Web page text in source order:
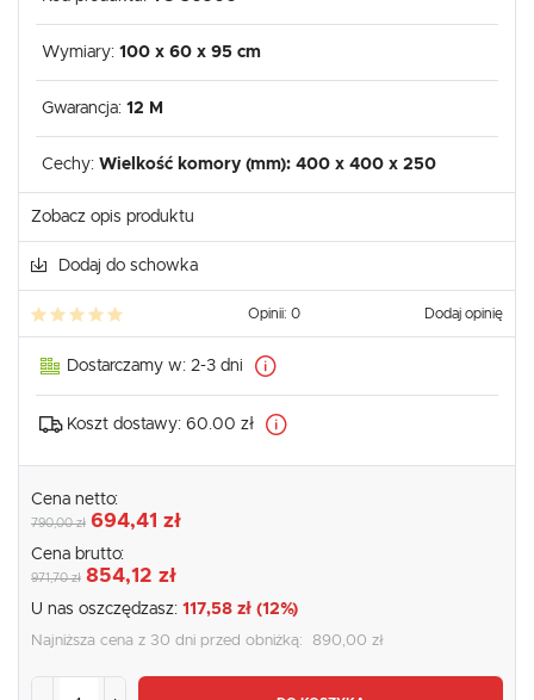
Wymiary: 100 x 60 x 95 cm
Gwarancja: 12 M
Cechy: Wielkość komory (mm): 400 x 400 x 250
Zobacz opis produktu
Dodaj do schowka
Opinii: 0 Dodaj opinię
Dostarczamy w: 2-3 dni
Koszt dostawy: 60.00 zł
Cena netto:
790,00 zł 694,41 zł
Cena brutto:
971,70 zł 854,12 zł
U nas oszczędzasz: 117,58 zł (12%)
Najniższa cena z 30 dni przed obniżką: 890,00 zł